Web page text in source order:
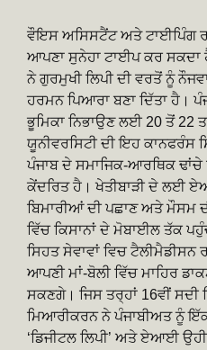
ਵੌਇਸ ਅਸਿਸਟੈਂਟ ਅਤੇ ਟਾਈਪਿੰਗ
ਆਪਣਾ ਸੁਨੇਹਾ ਟਾਈਪ ਕਰ
ਨੇ ਗੁਰਮੁਖੀ ਲਿਪੀ ਦੀ ਵਰਤੋਂ ਨੂੰ
ਹਰਮਨ ਪਿਆਰਾ ਬਣਾ ਦਿੱਤਾ ਹੈ।
ਭੂਮਿਕਾ ਨਿਭਾਉਣ ਲਈ 20 ਤੋਂ 22
ਯੂਨੀਵਰਸਿਟੀ ਦੀ ਇਹ ਕਾਨਫਰੰਸ
ਪੰਜਾਬ ਦੇ ਸਮਾਜਿਕ-ਆਰਥਿਕ
ਕੇਂਦਰਿਤ ਹੈ। ਖੇਤੀਬਾੜੀ ਦੇ ਲਈ
ਬਿਮਾਰੀਆਂ ਦੀ ਪਛਾਣ ਅਤੇ ਮੌਸਮ
ਵਿੱਚ ਕਿਸਾਨਾਂ ਦੇ ਮੋਬਾਈਲ ਤੱਕ
ਸਿਹਤ ਸੇਵਾਵਾਂ ਵਿਚ ਟੈਲੀਮੈਡੀਸਨ
ਆਪਣੀ ਮਾਂ-ਬੋਲੀ ਵਿੱਚ ਮਾਹਿਰ
ਸਕਣਗੇ। ਜਿਸ ਤਰ੍ਹਾਂ 16ਵੀਂ ਸਦੀ
ਮਿਆਰੀਕਰਨ ਨੇ ਪੰਜਾਬੀਅਤ ਨੂੰ ਇੱਕ
‘ਡਿਜੀਟਲ ਲਿਪੀ’ ਅਤੇ ਏਆਈ